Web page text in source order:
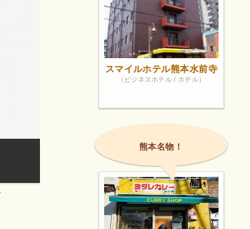
プレゼントを選ぶのが楽しいです。
画像は著作権
スマイルホテル熊本水前寺
（ビジネスホテル / ホテル）
熊本名物！